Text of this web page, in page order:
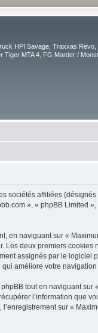
HPI Savage, Traxxas
Tiger MTA 4, FG Marder /
sociétés affiliées
», « phpBB Limited
en naviguant sur «
Les deux premiers
assignés par le
améliore votre
tout en naviguant
l’information que
sur «